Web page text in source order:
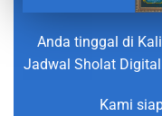
Anda tinggal di
Jadwal Sholat
Kami